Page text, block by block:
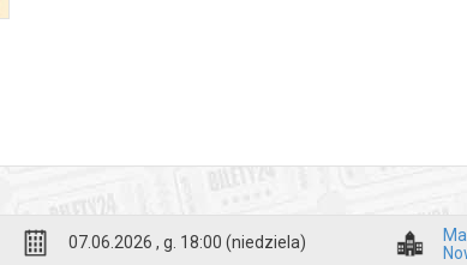
07.06.2026 , g. 18:00 (niedziela)